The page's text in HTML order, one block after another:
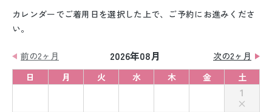
カレンダーでご着用日を選択した上で、ご予約にお進みくださ
い。
前の2ヶ月 2026年08月
次の2ヶ月
日
月 火 水 木 金 土
1